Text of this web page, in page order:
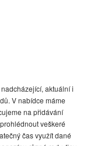
aktuální i
V nabídce máme
na přidávání
veškeré
čas využít dané